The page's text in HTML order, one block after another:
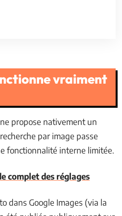
vraiment
propose nativement un
par image passe
fonctionnalité interne limitée.
complet des réglages
dans Google Images (via la